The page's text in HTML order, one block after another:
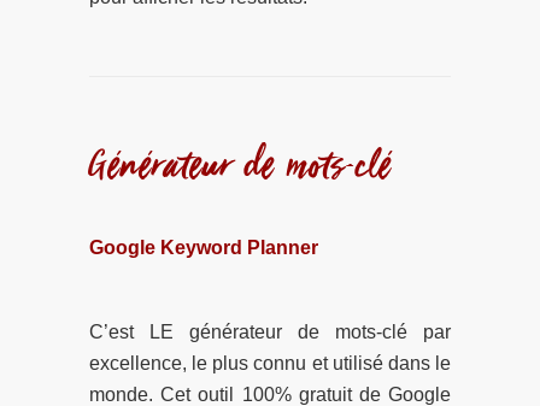
Générateur de mots-clé
Google Keyword Planner
C’est LE générateur de mots-clé par
excellence, le plus connu et utilisé dans le
monde. Cet outil 100% gratuit de Google